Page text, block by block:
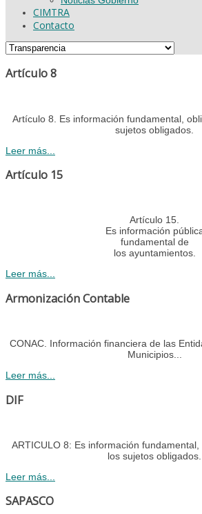
CIMTRA
Contacto
Artículo 8
Artículo 8. Es información fundamental,
sujetos obligados.
Leer más...
Artículo 15
Artículo 15.
Es información
fundamental de
los ayuntamientos.
Leer más...
Armonización Contable
CONAC. Información financiera de las
Municipios...
Leer más...
DIF
ARTICULO 8: Es información
los sujetos obligados.
Leer más...
SAPASCO